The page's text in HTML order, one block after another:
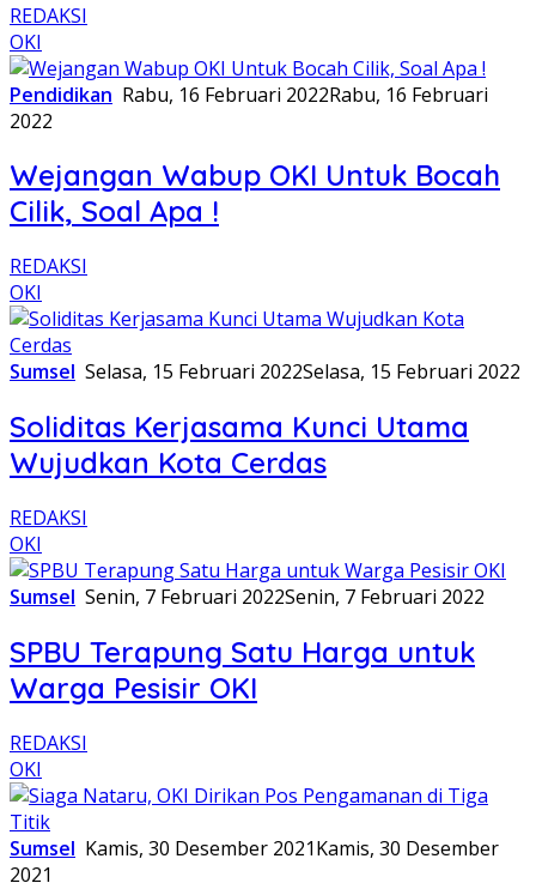
REDAKSI
OKI
Pendidikan Rabu, 16 Februari 2022Rabu, 16 Februari
2022
Wejangan Wabup OKI Untuk Bocah
Cilik, Soal Apa !
REDAKSI
OKI
Sumsel Selasa, 15 Februari 2022Selasa, 15 Februari 2022
Soliditas Kerjasama Kunci Utama
Wujudkan Kota Cerdas
REDAKSI
OKI
Sumsel Senin, 7 Februari 2022Senin, 7 Februari 2022
SPBU Terapung Satu Harga untuk
Warga Pesisir OKI
REDAKSI
OKI
Sumsel Kamis, 30 Desember 2021Kamis, 30 Desember
2021